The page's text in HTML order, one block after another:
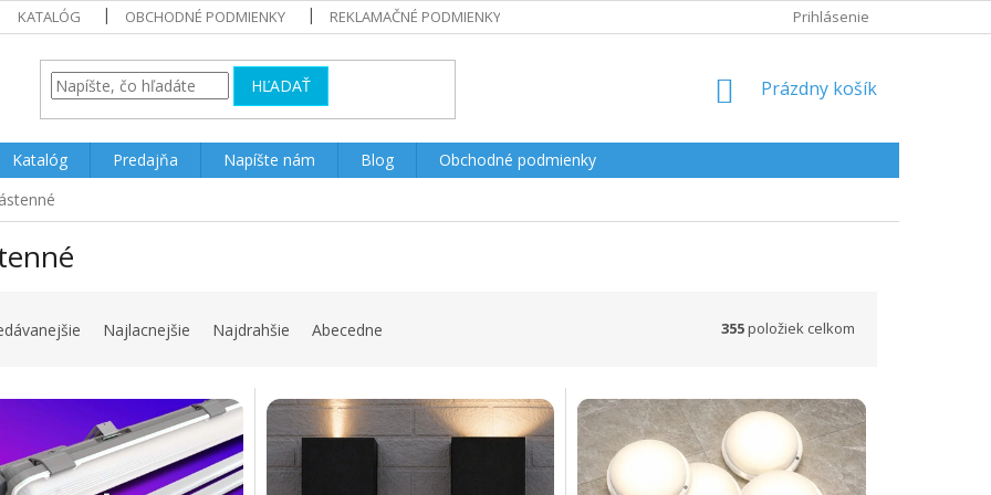
KATALÓG OBCHODNÉ PODMIENKY REKLAMAČNÉ PODMIENKY Prihlásenie
HĽADAŤ
NÁKUPNÝ
Prázdny košík
Katalóg Predajňa Napíšte nám Blog
Obchodné podmienky
Najlacnejšie Najdrahšie Abecedne 355položiek celkom